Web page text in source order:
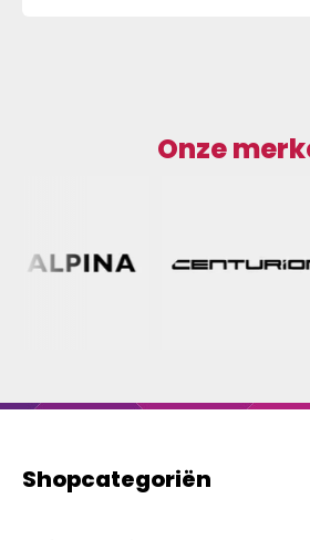
Onze
Shopcategoriën